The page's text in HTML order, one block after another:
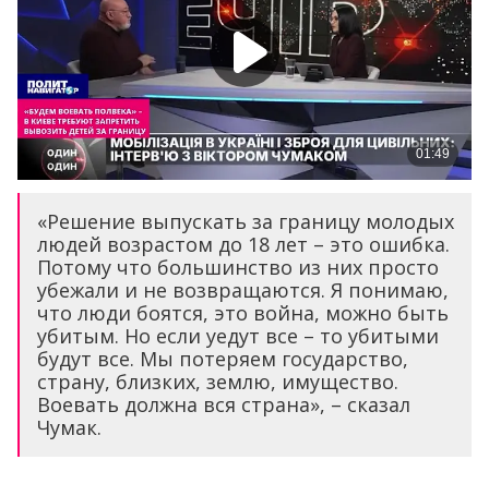
«Решение выпускать за границу молодых
людей возрастом до 18 лет – это ошибка.
Потому что большинство из них просто
убежали и не возвращаются. Я понимаю,
что люди боятся, это война, можно быть
убитым. Но если уедут все – то убитыми
будут все. Мы потеряем государство,
страну, близких, землю, имущество.
Воевать должна вся страна», – сказал
Чумак.